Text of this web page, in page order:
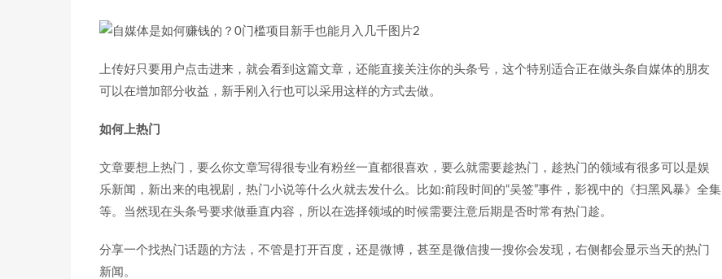
上传好只要用户点击进来，就会看到这篇文章，还能直接关注你的头条号，这个特别适合正在做头条自媒体的朋友
可以在增加部分收益，新手刚入行也可以采用这样的方式去做。
如何上热门
文章要想上热门，要么你文章写得很专业有粉丝一直都很喜欢，要么就需要趁热门，趁热门的领域有很多可以是娱
乐新闻，新出来的电视剧，热门小说等什么火就去发什么。比如:前段时间的“吴签”事件，影视中的《扫黑风暴》全集
等。当然现在头条号要求做垂直内容，所以在选择领域的时候需要注意后期是否时常有热门趁。
分享一个找热门话题的方法，不管是打开百度，还是微博，甚至是微信搜一搜你会发现，右侧都会显示当天的热门
新闻。